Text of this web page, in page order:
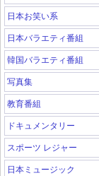
日本お笑い系
日本バラエティ番組
韓国バラエティ番組
写真集
教育番組
ドキュメンタリー
スポーツ レジャー
日本ミュージック